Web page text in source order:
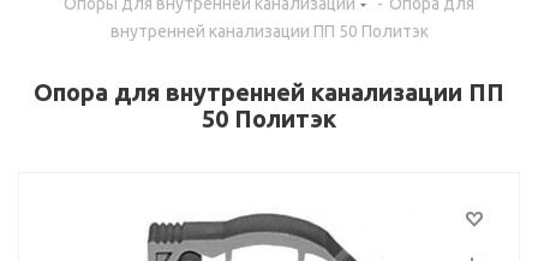
внутренней канализации ПП 50 Политэк
Опора для внутренней канализации ПП
50 Политэк